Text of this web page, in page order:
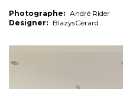
Photographe: André Rider
Designer: BlazysGérard